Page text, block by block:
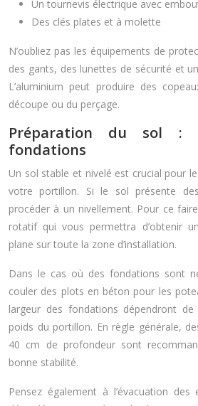
Un tournevis électrique avec
Des clés plates et à molette
N’oubliez pas les équipements de
des gants, des lunettes de sécurité et
L’aluminium peut produire des
découpe ou du perçage.
Préparation du sol :
fondations
Un sol stable et nivelé est crucial pour
votre portillon. Si le sol présente
procéder à un nivellement. Pour ce
rotatif qui vous permettra d’obtenir
plane sur toute la zone d’installation.
Dans le cas où des fondations sont
couler des plots en béton pour les
largeur des fondations dépendront
poids du portillon. En règle générale,
40 cm de profondeur sont
bonne stabilité.
Pensez également à l’évacuation